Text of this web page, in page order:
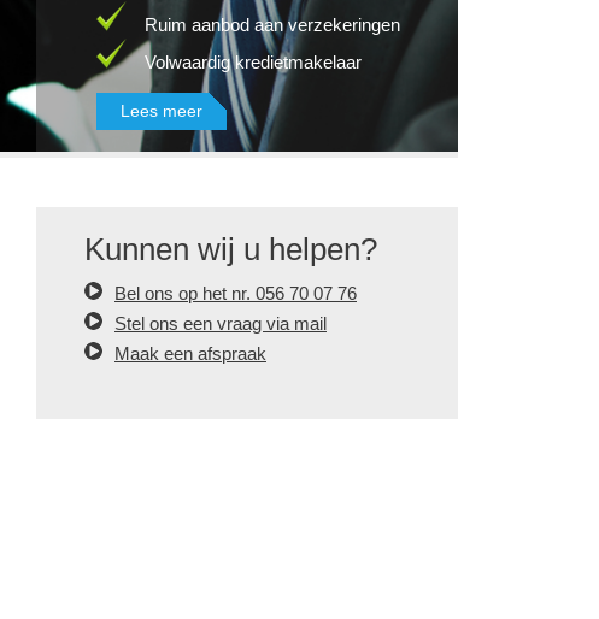
Ruim aanbod aan verzekeringen
Volwaardig kredietmakelaar
Lees meer
Kunnen wij u helpen?
Bel ons op het nr. 056 70 07 76
Stel ons een vraag via mail
Maak een afspraak